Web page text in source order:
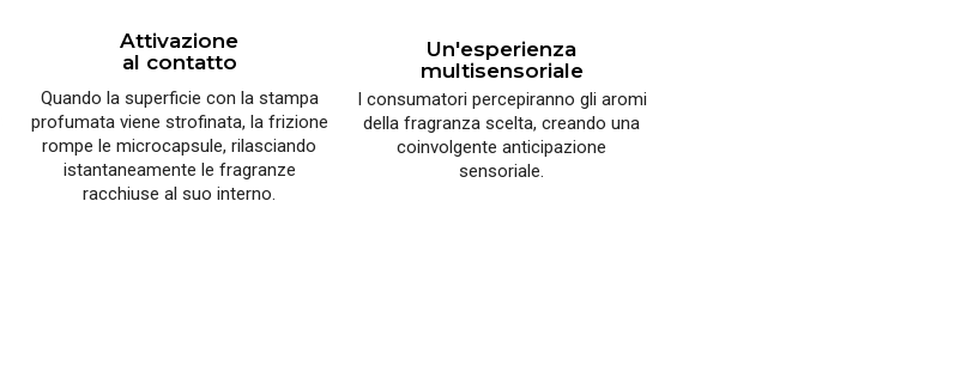
Attivazione
al contatto
Quando la superficie con la stampa
profumata viene strofinata, la frizione
rompe le microcapsule, rilasciando
istantaneamente le fragranze
racchiuse al suo interno.
Un'esperienza
multisensoriale
I consumatori percepiranno gli aromi
della fragranza scelta, creando una
coinvolgente anticipazione
sensoriale.